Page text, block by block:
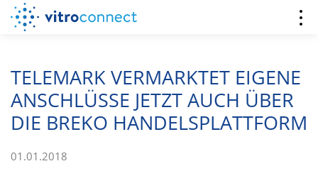
TELEMARK VERMARKTET EIGENE
ANSCHLÜSSE JETZT AUCH ÜBER
DIE BREKO HANDELSPLATTFORM
01.01.2018